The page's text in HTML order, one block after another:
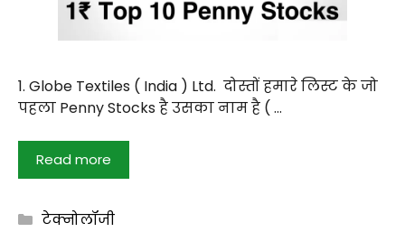
1. Globe Textiles ( India ) Ltd. दोस्तों हमारे लिस्ट के जो
पहला Penny Stocks है उसका नाम है ( …
Read more
Categories
टेक्नोलॉजी